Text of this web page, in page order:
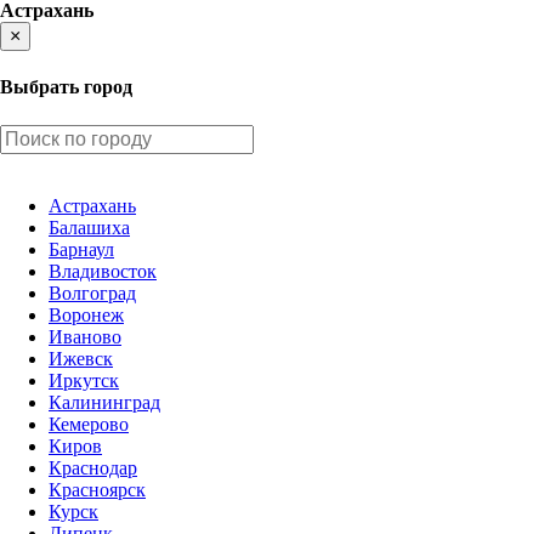
Астрахань
×
Выбрать город
Астрахань
Балашиха
Барнаул
Владивосток
Волгоград
Воронеж
Иваново
Ижевск
Иркутск
Калининград
Кемерово
Киров
Краснодар
Красноярск
Курск